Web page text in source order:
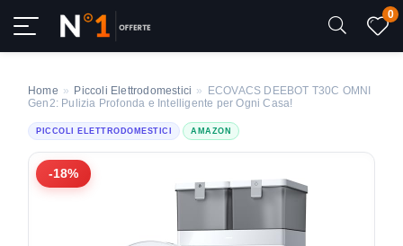
0
Home » Piccoli Elettrodomestici »
ECOVACS DEEBOT T30C OMNI
Gen2: Pulizia Profonda e Intelligente per Ogni Casa!
PICCOLI ELETTRODOMESTICI AMAZON
-18%